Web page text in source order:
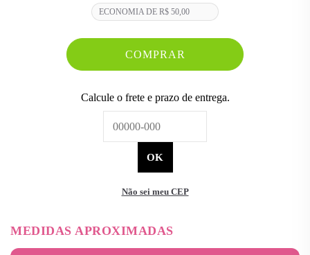
ECONOMIA DE R$ 50,00
COMPRAR
Não sei meu CEP